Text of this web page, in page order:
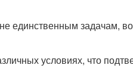
единственным задачам,
условиях, что